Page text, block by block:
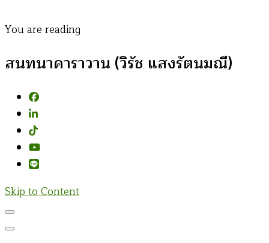
You are reading
สนทนาคาราวาน (วิรัช แสงรัตนมณี)
Skip to Content